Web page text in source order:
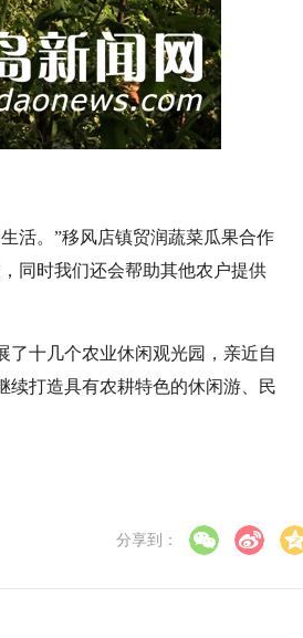
活。”移风店镇贸润蔬菜瓜果合作
同时我们还会帮助其他农户提供
了十几个农业休闲观光园，亲近自
续打造具有农耕特色的休闲游、民
分享到：